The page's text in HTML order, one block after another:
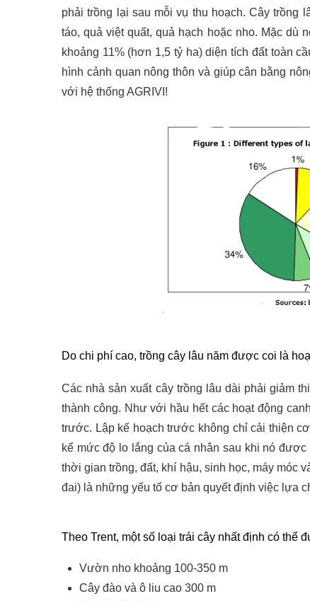
phải trồng lại sau mỗi vụ thu hoạch. Cây trồng
táo, quả việt quất, quả hạch hoặc nho. Mặc dù
khoảng 11% (hơn 1,5 tỷ ha) diện tích đất toàn
hình cảnh quan nông thôn và giúp cân bằng
với hệ thống AGRIVI!
Do chi phí cao, trồng cây lâu năm được coi là
Các nhà sản xuất cây trồng lâu dài phải giảm
thành công. Như với hầu hết các hoạt động
trước. Lập kế hoạch trước không chỉ cải thiện
kể mức độ lo lắng của cá nhân sau khi nó
thời gian trồng, đất, khí hậu, sinh học, máy móc
đai) là những yếu tố cơ bản quyết định việc lựa
Theo Trent, một số loại trái cây nhất định có thể
Vườn nho khoảng 100-350 m
Cây đào và ô liu cao 300 m